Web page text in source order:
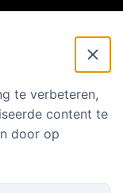
te verbeteren,
content te
door op